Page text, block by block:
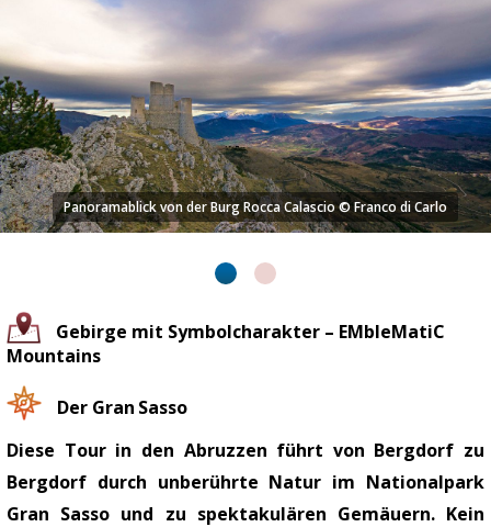
Panoramablick von der Burg Rocca Calascio © Franco di Carlo
Gebirge mit Symbolcharakter – EMbleMatiC
Mountains
Der Gran Sasso
Diese Tour in den Abruzzen führt von Bergdorf zu
Bergdorf durch unberührte Natur im Nationalpark
Gran Sasso und zu spektakulären Gemäuern. Kein